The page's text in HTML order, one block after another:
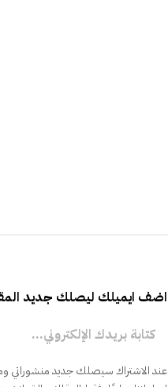
اضف ايميلك ليصلك جديد
عند الاشتراك سيصلك جديد منشوراتي